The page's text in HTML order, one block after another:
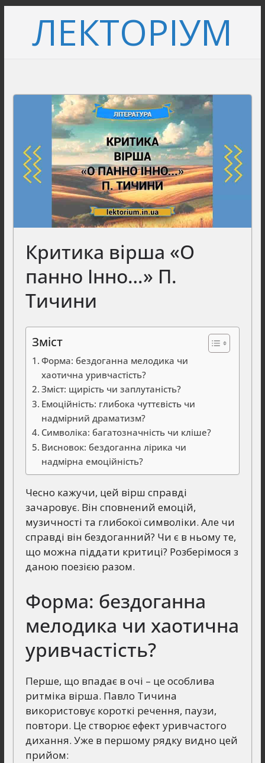
вмістуЛЕКТОРІУМ
Критика вірша «О
панно Інно…» П.
Тичини
Зміст
Форма: бездоганна мелодика чи
хаотична уривчастість?
Зміст: щирість чи заплутаність?
Емоційність: глибока чуттєвість чи
надмірний драматизм?
Символіка: багатозначність чи кліше?
Висновок: бездоганна лірика чи
надмірна емоційність?
Чесно кажучи, цей вірш справді
зачаровує. Він сповнений емоцій,
музичності та глибокої символіки. Але чи
справді він бездоганний? Чи є в ньому те,
що можна піддати критиці? Розберімося з
даною поезією разом.
Форма: бездоганна
мелодика чи хаотична
уривчастість?
Перше, що впадає в очі – це особлива
ритміка вірша. Павло Тичина
використовує короткі речення, паузи,
повтори. Це створює ефект уривчастого
дихання. Уже в першому рядку видно цей
прийом: